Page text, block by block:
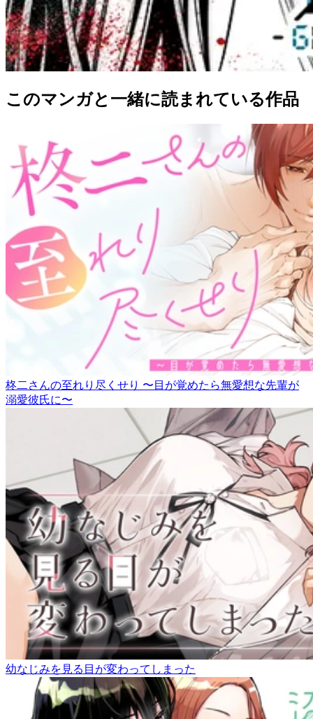
このマンガと一緒に読まれている作品
柊二さんの至れり尽くせり 〜目が覚めたら無愛想な先輩が
溺愛彼氏に〜
幼なじみを見る目が変わってしまった